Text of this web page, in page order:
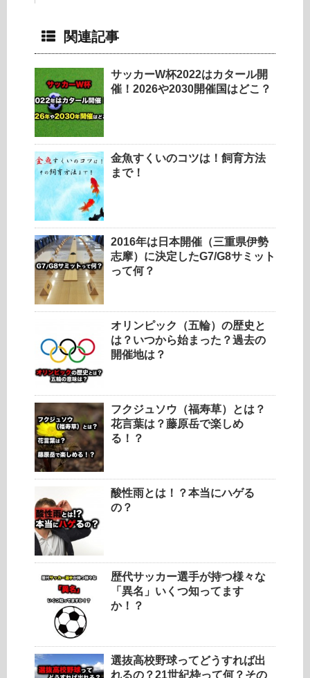
関連記事
サッカーW杯2022はカタール開
催！2026や2030開催国はどこ？
金魚すくいのコツは！飼育方法
まで！
2016年は日本開催（三重県伊勢
志摩）に決定したG7/G8サミット
って何？
オリンピック（五輪）の歴史と
は？いつから始まった？過去の
開催地は？
フクジュソウ（福寿草）とは？
花言葉は？藤原岳で楽しめ
る！？
酸性雨とは！？本当にハゲる
の？
歴代サッカー選手が持つ様々な
「異名」いくつ知ってます
か！？
選抜高校野球ってどうすれば出
れるの？21世紀枠って何？その